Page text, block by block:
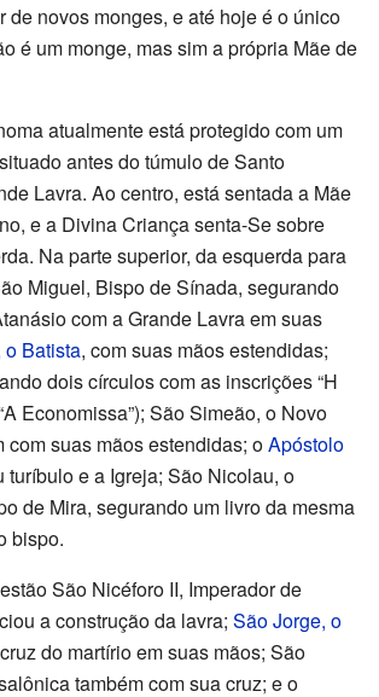
de novos monges, e até hoje é o único
é um monge, mas sim a própria Mãe de
atualmente está protegido com um
antes do túmulo de Santo
Lavra. Ao centro, está sentada a Mãe
e a Divina Criança senta-Se sobre
Na parte superior, da esquerda para
Miguel, Bispo de Sínada, segurando
com a Grande Lavra em suas
Batista, com suas mãos estendidas;
dois círculos com as inscrições “Η
Economissa”); São Simeão, o Novo
com suas mãos estendidas; oApóstolo
turíbulo e a Igreja; São Nicolau, o
de Mira, segurando um livro da mesma
bispo.
São Nicéforo II, Imperador de
a construção da lavra; São Jorge, o
do martírio em suas mãos; São
também com sua cruz; e o